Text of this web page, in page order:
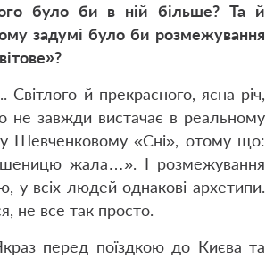
було би в ній більше? Та й
задумі було би розмежування
Світлого й прекрасного, ясна річ,
не завжди вистачає в реальному
Шевченковому «Сні», отому що:
жала…». І розмежування
у всіх людей однакові архетипи.
не все так просто.
перед поїздкою до Києва та